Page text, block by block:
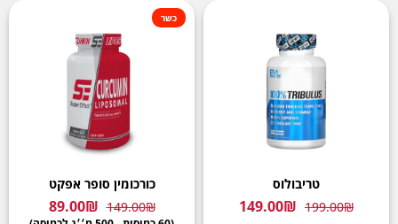
טריבולוס
199.00₪
149.00₪
כשר
כורכומין סופר אפקט
149.00₪
89.00₪